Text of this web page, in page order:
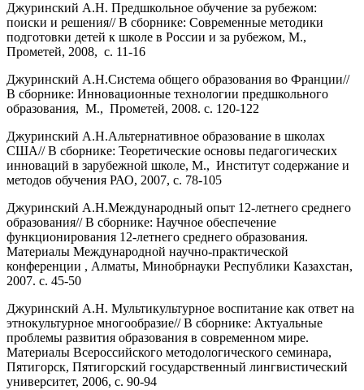
Джуринский А.Н. Предшкольное обучение за рубежом:
поиски и решения// В сборнике: Современные методики
подготовки детей к школе в России и за рубежом, М.,
Прометей, 2008, с. 11-16
Джуринский А.Н.Система общего образования во Франции//
В сборнике: Инновационные технологии предшкольного
образования, М., Прометей, 2008. с. 120-122
Джуринский А.Н.Альтернативное образование в школах
США// В сборнике: Теоретические основы педагогических
инноваций в зарубежной школе, М., Институт содержание и
методов обучения РАО, 2007, с. 78-105
Джуринский А.Н.Международный опыт 12-летнего среднего
образования// В сборнике: Научное обеспечение
функционирования 12-летнего среднего образования.
Материалы Международной научно-практической
конференции , Алматы, Минобрнауки Республики Казахстан,
2007. с. 45-50
Джуринский А.Н. Мультикультурное воспитание как ответ на
этнокультурное многообразие// В сборнике: Актуальные
проблемы развития образования в современном мире.
Материалы Всероссийского методологического семинара,
Пятигорск, Пятигорский государственный лингвистический
университет, 2006, с. 90-94